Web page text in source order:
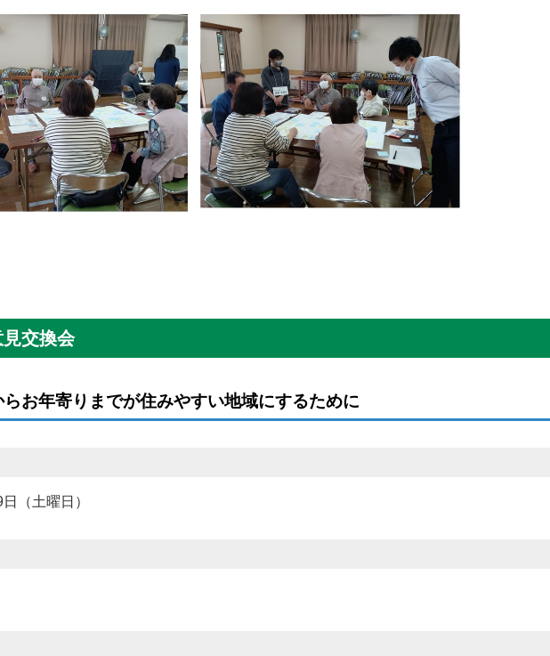
交換会
お年寄りまでが住みやすい地域にするために
（土曜日）